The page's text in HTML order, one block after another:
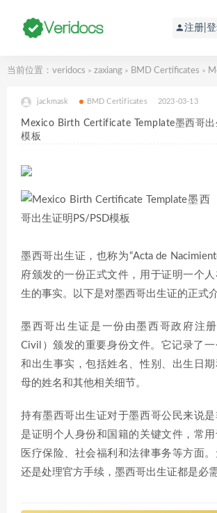
注册|
当前位置： veridocs > zaxiang > BMD Certificates >
jackmask BMD Certificates 2023-03-13
Mexico Birth Certificate Template墨西哥出
模板
墨西哥出生证，也称为“Acta de
府颁发的一份正式文件，用于证明一个
生的事实。以下是对墨西哥出生证的正式
墨西哥出生证是一份由墨西哥政府注
Civil）颁发的重要身份文件。它记录了
和出生事实，包括姓名、性别、出生日
母的姓名和其他相关细节。
持有墨西哥出生证对于墨西哥公民来说
是证明个人身份和国籍的关键文件，常用
医疗保险、社会福利和法律事务等方面
还是处理官方手续，墨西哥出生证都是必